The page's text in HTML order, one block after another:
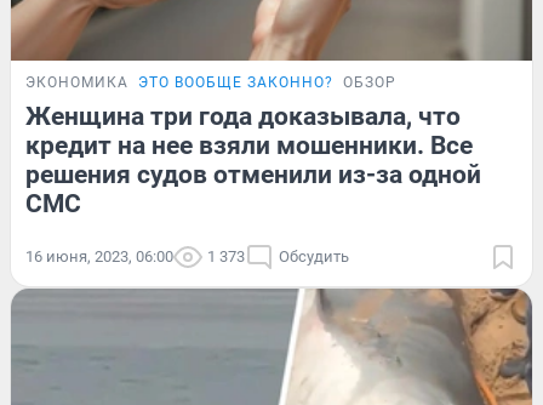
ЭКОНОМИКА ЭТО ВООБЩЕ ЗАКОННО? ОБЗОР
Женщина три года доказывала, что
кредит на нее взяли мошенники. Все
решения судов отменили из-за одной
СМС
16 июня, 2023, 06:00 1 373 Обсудить